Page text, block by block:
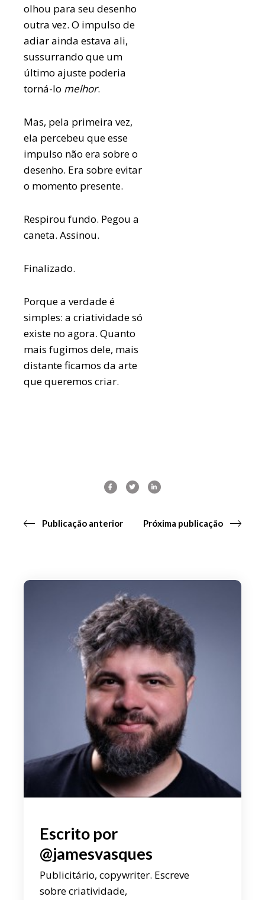
olhou para seu desenho
outra vez. O impulso de
adiar ainda estava ali,
sussurrando que um
último ajuste poderia
torná-lo melhor.
Mas, pela primeira vez,
ela percebeu que esse
impulso não era sobre o
desenho. Era sobre evitar
o momento presente.
Respirou fundo. Pegou a
caneta. Assinou.
Finalizado.
Porque a verdade é
simples: a criatividade só
existe no agora. Quanto
mais fugimos dele, mais
distante ficamos da arte
que queremos criar.
Publicação anterior Próxima publicação
Escrito por
@jamesvasques
Publicitário, copywriter. Escreve
sobre criatividade,